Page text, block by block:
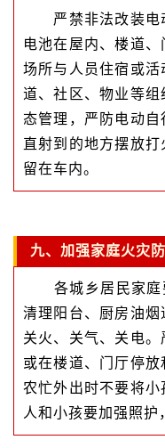
严禁非法改装电动
电池在屋内、楼道
场所与人员住宿或
道、社区、物业等
态管理，严防电动
直射到的地方摆放
留在车内。
九、加强家庭火灾
各城乡居民家庭
清理阳台、厨房油
关火、关气、关电
或在楼道、门厅停
农忙外出时不要将
人和小孩要加强照护